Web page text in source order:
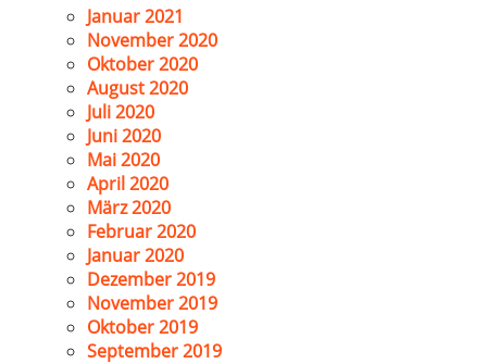
Januar 2021
November 2020
Oktober 2020
August 2020
Juli 2020
Juni 2020
Mai 2020
April 2020
März 2020
Februar 2020
Januar 2020
Dezember 2019
November 2019
Oktober 2019
September 2019